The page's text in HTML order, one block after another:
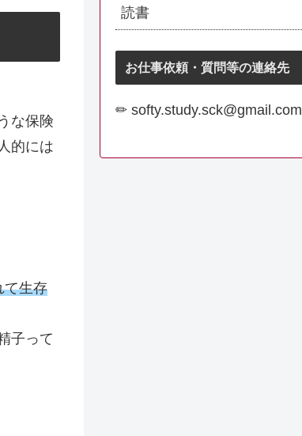
な保険
的には
て生存
子って
読書
お仕事依頼・質問等の連絡先
✏︎ softy.study.sck@gmail.com